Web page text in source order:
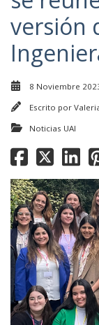
versión
8 Noviembre
Escrito por
Noticias UAI